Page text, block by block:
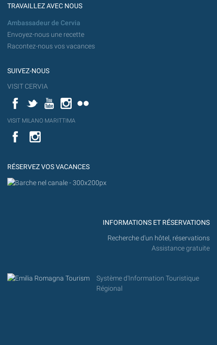
TRAVAILLEZ AVEC NOUS
Ambassadeur de Cervia
Envoyez-nous une recette
Racontez-nous vos vacances
SUIVEZ-NOUS
VISIT CERVIA
FacebookTwitterYouTubeInstagram
YouT
VISIT MILANO MARITTIMA
Flick
VISIT
MILANO
YouTube
RÉSERVEZ VOS VACANCES
INFORMATIONS ET RÉSERVATIONS
Recherche d'un hôtel, réservations
Assistance gratuite
Système d'Information Touristique
Régional